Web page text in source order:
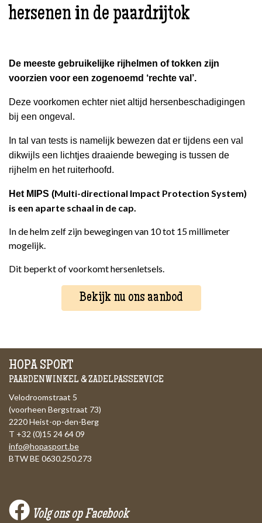
hersenen in de paardrijtok
De meeste gebruikelijke rijhelmen of tokken zijn
voorzien voor een zogenoemd ‘rechte val’.
Deze voorkomen echter niet altijd hersenbeschadigingen
bij een ongeval.
In tal van tests is namelijk bewezen dat er tijdens een val
dikwijls een lichtjes draaiende beweging is tussen de
rijhelm en het ruiterhoofd.
Het MIPS (Multi-directional Impact Protection System)
is een aparte schaal in de cap.
In de helm zelf zijn bewegingen van 10 tot 15 millimeter
mogelijk.
Dit beperkt of voorkomt hersenletsels.
Bekijk nu ons aanbod
HOPA SPORT
PAARDENWINKEL & ZADELPASSERVICE
Velodroomstraat 5
(voorheen Bergstraat 73)
2220 Heist-op-den-Berg
T +32 (0)15 24 64 09
info@hopasport.be
BTW BE 0630.250.273
Volg ons op Facebook